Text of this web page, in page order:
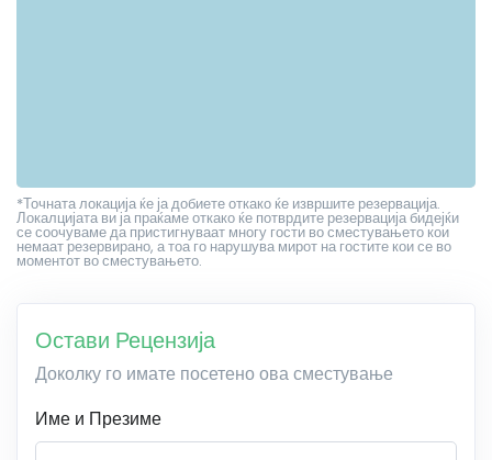
*Точната локација ќе ја добиете откако ќе извршите резервација.
Локалцијата ви ја праќаме откако ќе потврдите резервација бидејќи
се соочуваме да пристигнуваат многу гости во сместувањето кои
немаат резервирано, а тоа го нарушува мирот на гостите кои се во
моментот во сместувањето.
Остави Рецензија
Доколку го имате посетено ова сместување
Име и Презиме